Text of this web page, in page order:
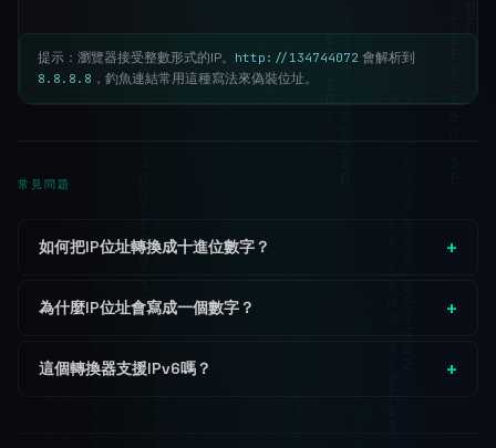
提示：瀏覽器接受整數形式的IP。 http://134744072 會解析到
8.8.8.8 ，釣魚連結常用這種寫法來偽裝位址。
常見問題
如何把IP位址轉換成十進位數字？
為什麼IP位址會寫成一個數字？
這個轉換器支援IPv6嗎？